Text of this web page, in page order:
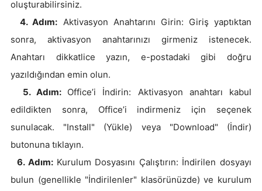
oluşturabilirsiniz.
4. Adım: Aktivasyon Anahtarını Girin: Giriş yaptıktan
sonra, aktivasyon anahtarınızı girmeniz istenecek.
Anahtarı dikkatlice yazın, e-postadaki gibi doğru
yazıldığından emin olun.
5. Adım: Office’i İndirin: Aktivasyon anahtarı kabul
edildikten sonra, Office’i indirmeniz için seçenek
sunulacak. "Install" (Yükle) veya "Download" (İndir)
butonuna tıklayın.
6. Adım: Kurulum Dosyasını Çalıştırın: İndirilen dosyayı
bulun (genellikle "İndirilenler" klasörünüzde) ve kurulum